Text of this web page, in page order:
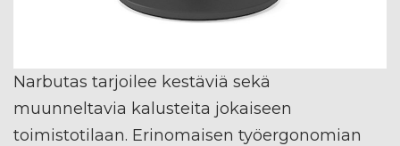
Narbutas tarjoilee kestäviä sekä
muunneltavia kalusteita jokaiseen
toimistotilaan. Erinomaisen työergonomian